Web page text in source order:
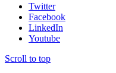
Twitter
Facebook
LinkedIn
Youtube
Scroll to top